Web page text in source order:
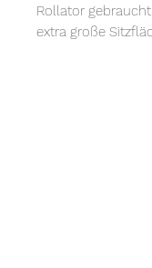
Rollator
extra große